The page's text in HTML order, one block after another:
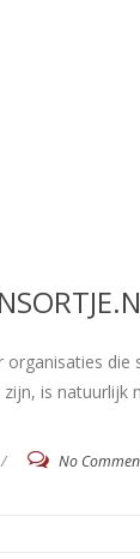
is
/ No